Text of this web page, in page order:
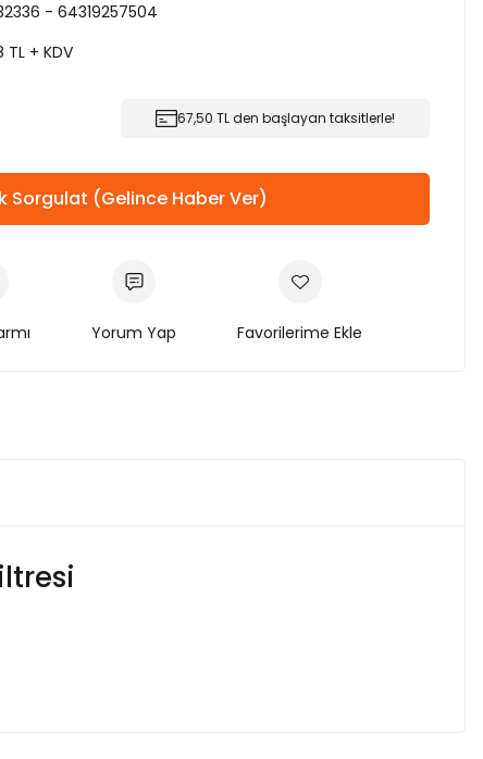
- 64319257504
+ KDV
67,50 TL den başlayan taksitlerle!
Sorgulat (Gelince Haber Ver)
Yorum Yap